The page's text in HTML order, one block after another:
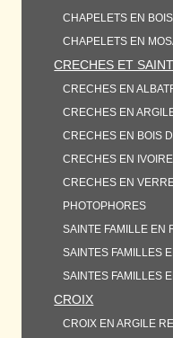
CHAPELETS EN
CHAPELETS EN
CRECHES ET
CRECHES EN
CRECHES EN
CRECHES EN BOIS
CRECHES EN
CRECHES EN
PHOTOPHORES
SAINTE FAMILLE EN
SAINTES FAMILLES
SAINTES FAMILLES
CROIX
CROIX EN ARGILE